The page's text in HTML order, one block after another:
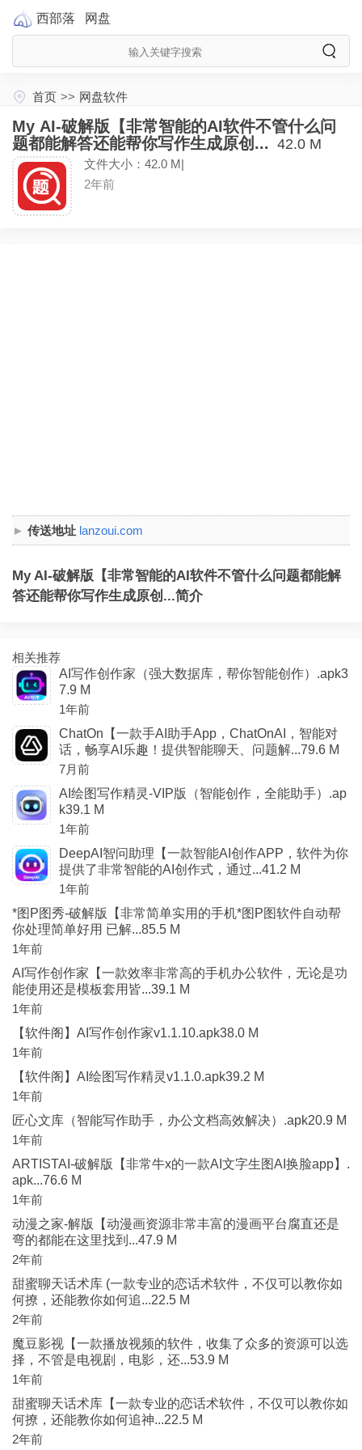
西部落 网盘
首页 >> 网盘软件
My AI-破解版【非常智能的AI软件不管什么问
题都能解答还能帮你写作生成原创... 42.0 M
文件大小：42.0 M|
2年前
传送地址 lanzoui.com
My AI-破解版【非常智能的AI软件不管什么问题都能解
答还能帮你写作生成原创...简介
相关推荐
AI写作创作家（强大数据库，帮你智能创作）.apk3
7.9 M
1年前
ChatOn【一款手AI助手App，ChatOnAI，智能对
话，畅享AI乐趣！提供智能聊天、问题解...79.6 M
7月前
AI绘图写作精灵-VIP版（智能创作，全能助手）.ap
k39.1 M
1年前
DeepAI智问助理【一款智能AI创作APP，软件为你
提供了非常智能的AI创作式，通过...41.2 M
1年前
*图P图秀-破解版【非常简单实用的手机*图P图软件自动帮
你处理简单好用 已解...85.5 M
1年前
AI写作创作家【一款效率非常高的手机办公软件，无论是功
能使用还是模板套用皆...39.1 M
1年前
【软件阁】AI写作创作家v1.1.10.apk38.0 M
1年前
【软件阁】AI绘图写作精灵v1.1.0.apk39.2 M
1年前
匠心文库（智能写作助手，办公文档高效解决）.apk20.9 M
1年前
ARTISTAI-破解版【非常牛x的一款AI文字生图AI换脸app】.
apk...76.6 M
1年前
动漫之家-解版【动漫画资源非常丰富的漫画平台腐直还是
弯的都能在这里找到...47.9 M
2年前
甜蜜聊天话术库 (一款专业的恋话术软件，不仅可以教你如
何撩，还能教你如何追...22.5 M
2年前
魔豆影视【一款播放视频的软件，收集了众多的资源可以选
择，不管是电视剧，电影，还...53.9 M
1年前
甜蜜聊天话术库【一款专业的恋话术软件，不仅可以教你如
何撩，还能教你如何追神...22.5 M
2年前